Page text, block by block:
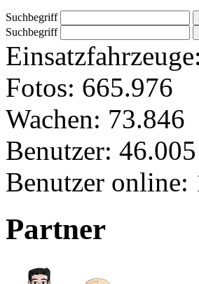
Suchbegriff
Suchbegriff
Einsatzfahrzeuge:
Fotos: 665.976
Wachen: 73.846
Benutzer: 46.005
Benutzer online:
Partner